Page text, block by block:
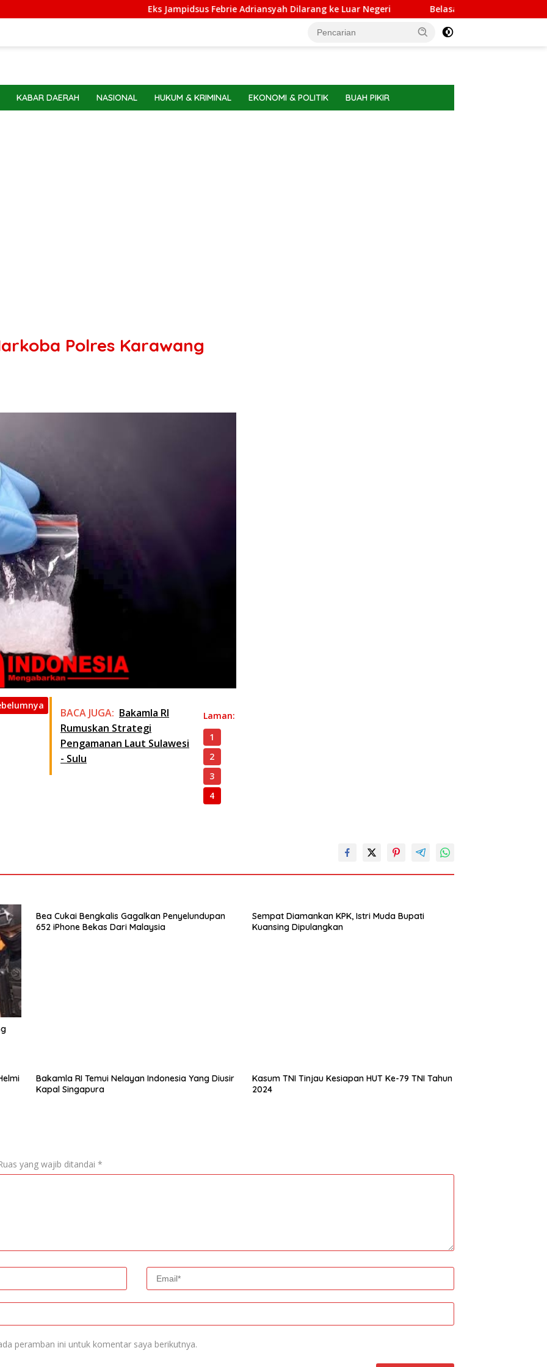
Eks Jampidsus Febrie Adriansyah Dilarang ke Luar Negeri Belasan PPPK PW Meranti Memilih
KABAR DAERAH NASIONAL HUKUM & KRIMINAL EKONOMI & POLITIK BUAH PIKIR
Polres Karawang
BACA JUGA: Bakamla RI
Rumuskan Strategi
Pengamanan Laut Sulawesi
- Sulu
Laman:
1
2
3
4
Bea Cukai Bengkalis Gagalkan Penyelundupan
652 iPhone Bekas Dari Malaysia
Sempat Diamankan KPK, Istri Muda Bupati
Kuansing Dipulangkan
Bakamla RI Temui Nelayan Indonesia Yang Diusir
Kapal Singapura
Kasum TNI Tinjau Kesiapan HUT Ke-79 TNI Tahun
2024
yang wajib ditandai *
peramban ini untuk komentar saya berikutnya.